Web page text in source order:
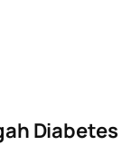
Diabetes